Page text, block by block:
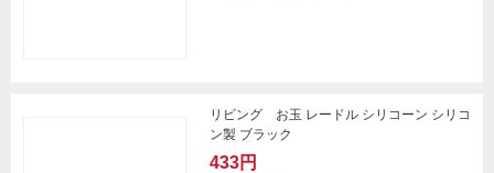
リビング お玉 レードル シリコーン シリコ
ン製 ブラック
433円